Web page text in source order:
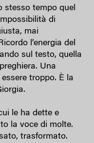
stesso tempo quel
di
mai
l’energia del
sul testo, quella
Una
troppo. È la
le ha dette e
la voce di molte.
trasformato.